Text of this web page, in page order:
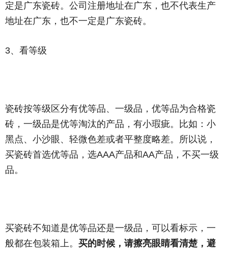
定是广东瓷砖。公司注册地址在广东，也不代表生产
地址在广东，也不一定是广东瓷砖。
3、看等级
瓷砖按等级区分有优等品、一级品，优等品为合格瓷
砖，一级品是优等淘汰的产品，有小瑕疵。比如：小
黑点、小沙眼、轻微色差或者平整度略差。所以说，
买瓷砖首选优等品，选AAA产品和AA产品，不买一级
品。
买瓷砖不知道是优等品还是一级品，可以看标示，一
般都在包装箱上。 买的时候，请擦亮眼睛看清楚，避